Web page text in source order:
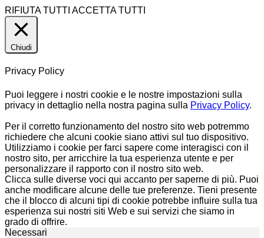
RIFIUTA TUTTI ACCETTA TUTTI
Chiudi
Privacy Policy
Puoi leggere i nostri cookie e le nostre impostazioni sulla
privacy in dettaglio nella nostra pagina sulla Privacy Policy.
Per il corretto funzionamento del nostro sito web potremmo
richiedere che alcuni cookie siano attivi sul tuo dispositivo.
Utilizziamo i cookie per farci sapere come interagisci con il
nostro sito, per arricchire la tua esperienza utente e per
personalizzare il rapporto con il nostro sito web.
Clicca sulle diverse voci qui accanto per saperne di più. Puoi
anche modificare alcune delle tue preferenze. Tieni presente
che il blocco di alcuni tipi di cookie potrebbe influire sulla tua
esperienza sui nostri siti Web e sui servizi che siamo in
grado di offrire.
Necessari